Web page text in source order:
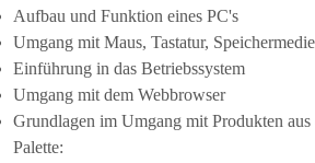
Aufbau und Funktion eines PC's
Umgang mit Maus, Tastatur,
Einführung in das Betriebssystem
Umgang mit dem Webbrowser
Grundlagen im Umgang mit Produkten
Palette: